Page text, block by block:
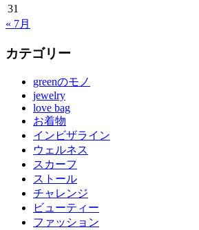
31
« 7月
カテゴリー
greenのモノ
jewelry
love bag
お着物
インビザライン
ウェルネス
スカーフ
ストール
チャレンジ
ビューティー
ファッション